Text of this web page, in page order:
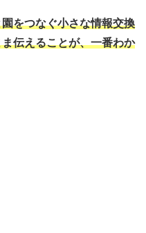
をつなぐ小さな情報交換
伝えることが、一番わか